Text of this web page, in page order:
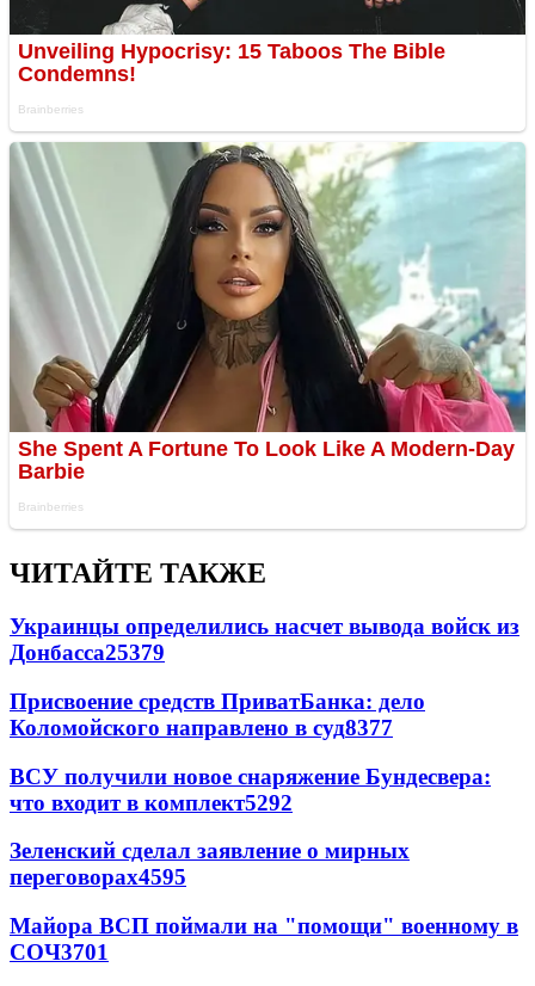
ЧИТАЙТЕ ТАКЖЕ
Украинцы определились насчет вывода войск из
Донбасса25379
Присвоение средств ПриватБанка: дело
Коломойского направлено в суд8377
ВСУ получили новое снаряжение Бундесвера:
что входит в комплект5292
Зеленский сделал заявление о мирных
переговорах4595
Майора ВСП поймали на "помощи" военному в
СОЧ3701